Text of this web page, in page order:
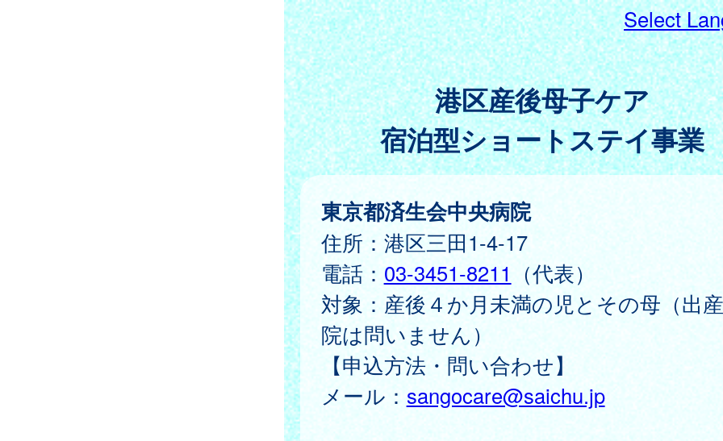
Select
港区産後母子ケア
宿泊型ショートステイ事業
東京都済生会中央病院
住所：港区三田1-4-17
電話：03-3451-8211 （代表）
対象：産後４か月未満の児とその母（出
院は問いません）
【申込方法・問い合わせ】
メール： sangocare@saichu.jp